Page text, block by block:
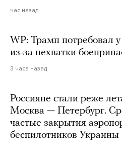
час назад
WP: Трамп потребовал
из-за нехватки
3 часа назад
Россияне стали реже
Москва — Петербург.
частые закрытия
беспилотников Украины